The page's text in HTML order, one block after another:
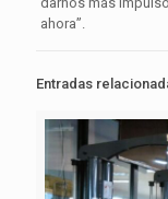
ahora”.
Entradas